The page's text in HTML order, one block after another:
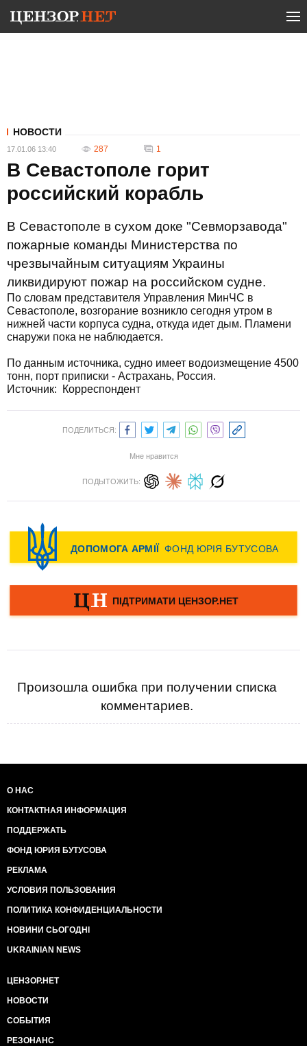
НОВОСТИ
17.01.06 13:40 287 1
В Севастополе горит
российский корабль
В Севастополе в сухом доке "Севморзавода"
пожарные команды Министерства по
чрезвычайным ситуациям Украины
ликвидируют пожар на российском судне.
По словам представителя Управления МинЧС в
Севастополе, возгорание возникло сегодня утром в
нижней части корпуса судна, откуда идет дым. Пламени
снаружи пока не наблюдается.
По данным источника, судно имеет водоизмещение 4500
тонн, порт приписки - Астрахань, Россия.
Источник: Корреспондент
ПОДЕЛИТЬСЯ:
Мне нравится
ПОДЫТОЖИТЬ:
Произошла ошибка при получении списка
комментариев.
О НАС
КОНТАКТНАЯ ИНФОРМАЦИЯ
ПОДДЕРЖАТЬ
ФОНД ЮРИЯ БУТУСОВА
РЕКЛАМА
УСЛОВИЯ ПОЛЬЗОВАНИЯ
ПОЛИТИКА КОНФИДЕНЦИАЛЬНОСТИ
НОВИНИ СЬОГОДНІ
UKRAINIAN NEWS
ЦЕНЗОР.НЕТ
НОВОСТИ
СОБЫТИЯ
РЕЗОНАНС